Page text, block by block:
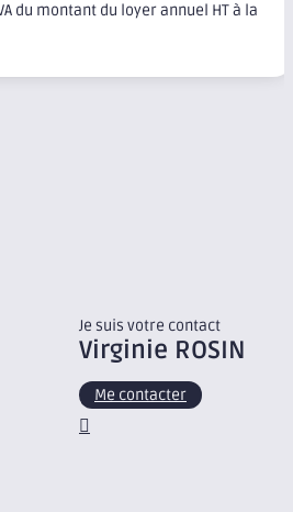
du montant du loyer annuel HT à la
Je suis votre contact
Virginie ROSIN
Me contacter